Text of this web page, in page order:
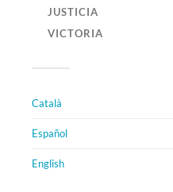
JUSTICIA
VICTORIA
Català
Español
English